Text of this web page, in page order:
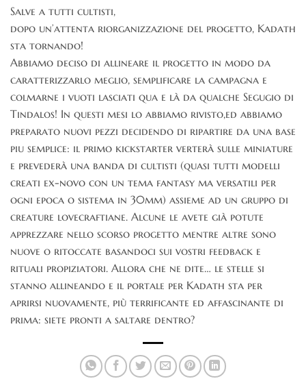
Salve a tutti cultisti,
dopo un’attenta riorganizzazione del progetto, Kadath
sta tornando!
Abbiamo deciso di allineare il progetto in modo da
caratterizzarlo meglio, semplificare la campagna e
colmarne i vuoti lasciati qua e là da qualche Segugio di
Tindalos! In questi mesi lo abbiamo rivisto,ed abbiamo
preparato nuovi pezzi decidendo di ripartire da una base
piu semplice: il primo kickstarter verterà sulle miniature
e prevederà una banda di cultisti (quasi tutti modelli
creati ex-novo con un tema fantasy ma versatili per
ogni epoca o sistema in 30mm) assieme ad un gruppo di
creature lovecraftiane. Alcune le avete già potute
apprezzare nello scorso progetto mentre altre sono
nuove o ritoccate basandoci sui vostri feedback e
rituali propiziatori. Allora che ne dite… le stelle si
stanno allineando e il portale per Kadath sta per
aprirsi nuovamente, più terrificante ed affascinante di
prima: siete pronti a saltare dentro?